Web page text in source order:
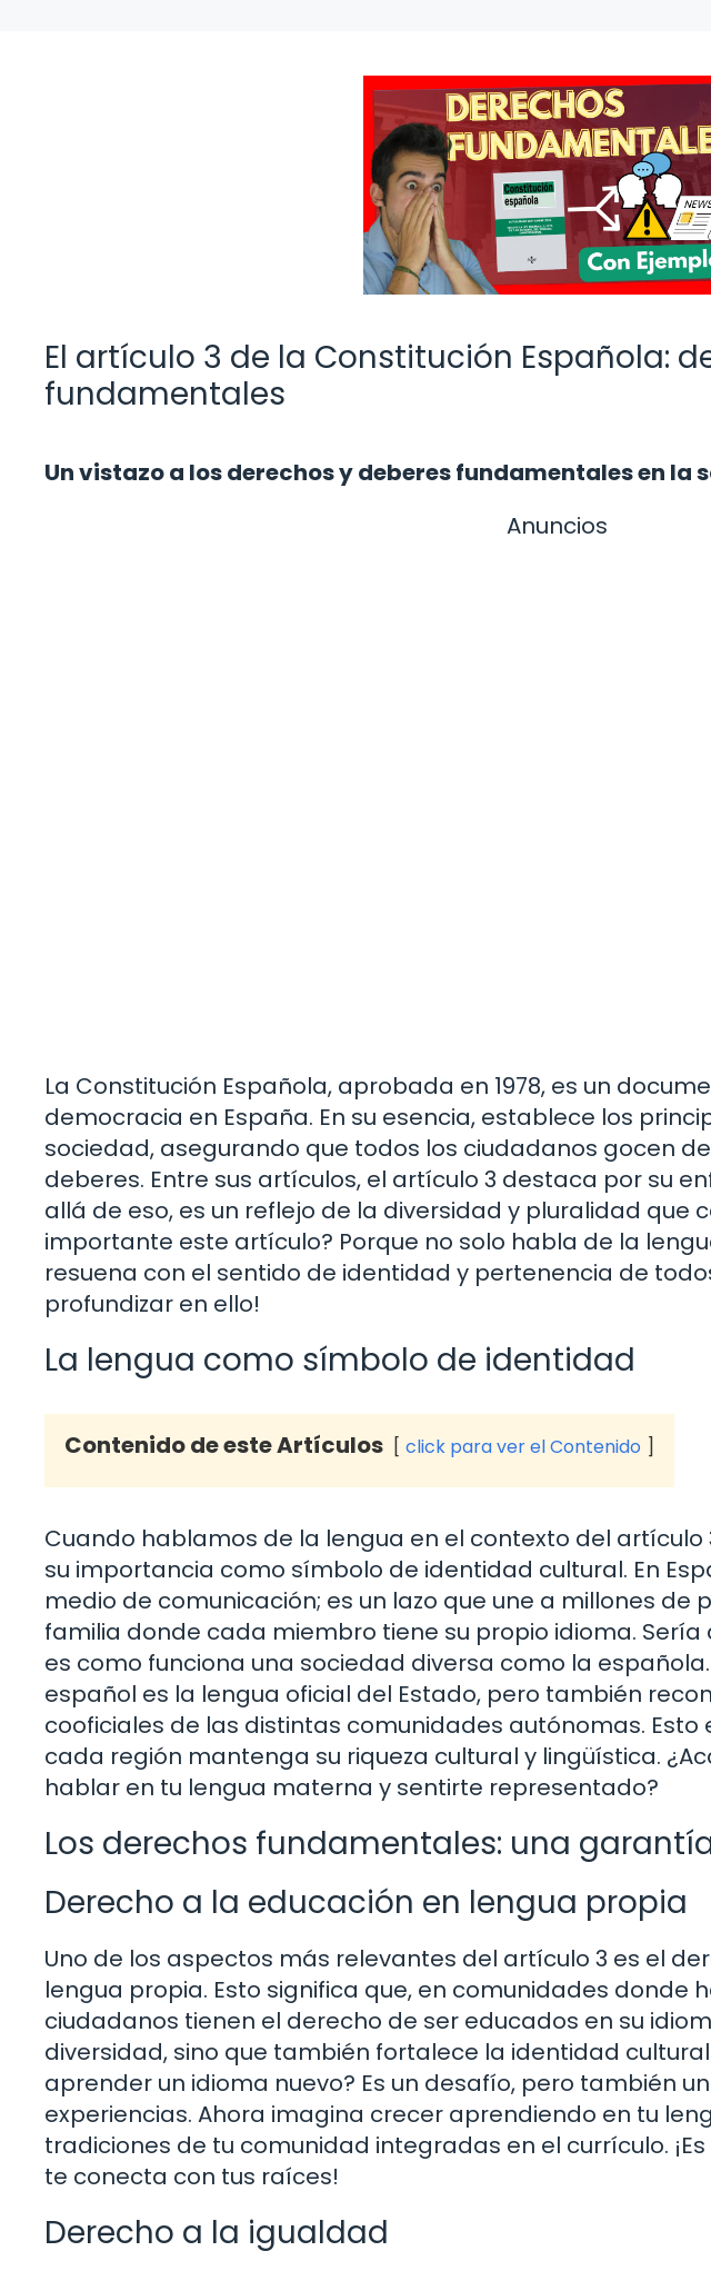
El artículo 3 de la Constitución Española:
fundamentales
Un vistazo a los derechos y deberes fundamentales en la
Anuncios
La Constitución Española, aprobada en 1978, es un
democracia en España. En su esencia, establece los
sociedad, asegurando que todos los ciudadanos gocen
deberes. Entre sus artículos, el artículo 3 destaca por su
allá de eso, es un reflejo de la diversidad y pluralidad que
importante este artículo? Porque no solo habla de la
resuena con el sentido de identidad y pertenencia de
profundizar en ello!
La lengua como símbolo de identidad
Contenido de este Artículos click para ver el Contenido
Cuando hablamos de la lengua en el contexto del
su importancia como símbolo de identidad cultural. En
medio de comunicación; es un lazo que une a millones de
familia donde cada miembro tiene su propio idioma. Sería
es como funciona una sociedad diversa como la
español es la lengua oficial del Estado, pero también
cooficiales de las distintas comunidades autónomas. Esto
cada región mantenga su riqueza cultural y lingüística.
hablar en tu lengua materna y sentirte representado?
Los derechos fundamentales: una
Derecho a la educación en lengua propia
Uno de los aspectos más relevantes del artículo 3 es el
lengua propia. Esto significa que, en comunidades donde
ciudadanos tienen el derecho de ser educados en su
diversidad, sino que también fortalece la identidad
aprender un idioma nuevo? Es un desafío, pero también
experiencias. Ahora imagina crecer aprendiendo en tu
tradiciones de tu comunidad integradas en el currículo.
te conecta con tus raíces!
Derecho a la igualdad